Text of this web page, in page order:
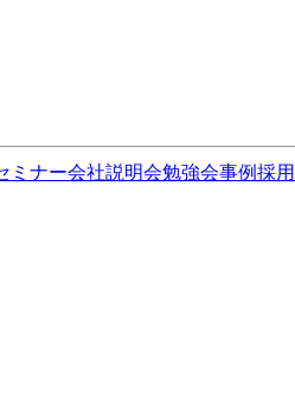
ミナー会社説明会勉強会事例採用